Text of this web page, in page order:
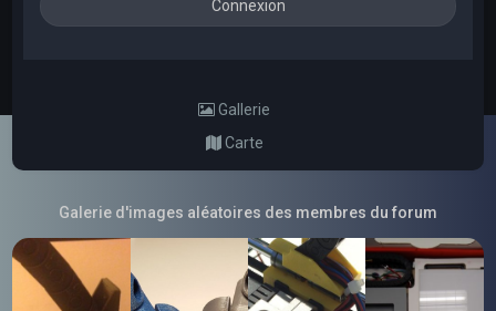
Gallerie
Carte
Galerie d'images aléatoires des membres du forum